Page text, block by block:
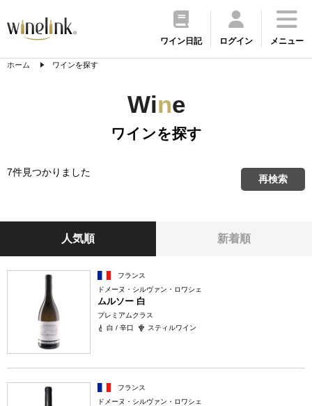
ワイン日記 ログイン メニュー
ホーム ワインを探す
Wine
ワインを探す
7件見つかりました
再検索
人気順 新着順
フランス
ドメーヌ・シルヴァン・ロワシェ
ムルソー 白
プレミアムクラス
白 / 辛口
スティルワイン
フランス
ドメーヌ・シルヴァン・ロワシェ